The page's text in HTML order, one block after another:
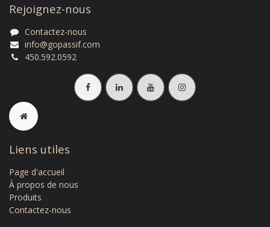
Rejoignez-nous
Contactez-nous
info@gopassif.com
450.592.0592
Liens utiles
Page d'accue​il
À propos de nous
Produits
Contactez-nous​